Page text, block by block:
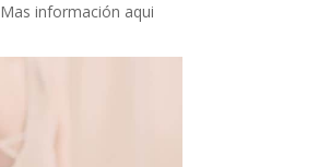
Mas información aqui